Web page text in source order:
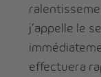
j’appelle le
effectuera